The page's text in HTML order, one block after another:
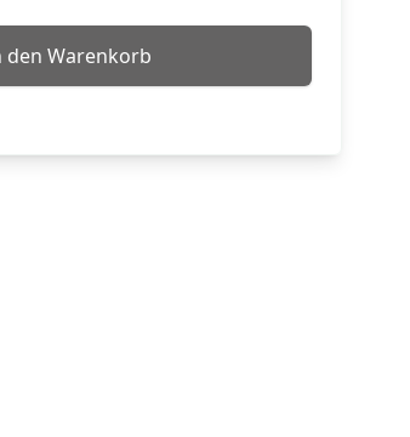
den Warenkorb